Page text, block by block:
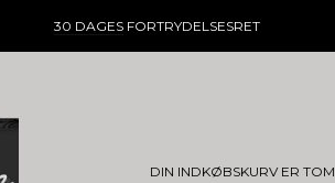
30 DAGESFORTRYDELSESRET
DIN INDKØBSKURV ER TOM